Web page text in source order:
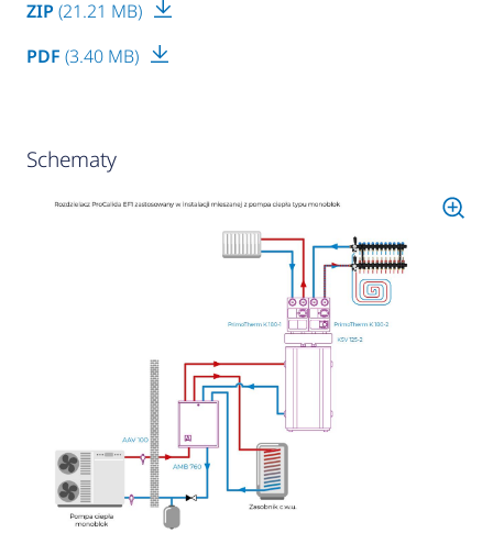
ZIP (21.21 MB)
PDF (3.40 MB)
Schematy